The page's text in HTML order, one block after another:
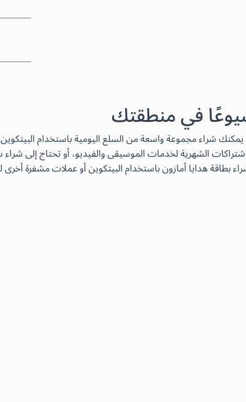
في منطقتك
الشهرية لخدمات الموسيقى والفيديو، أو تحتاج إلى
بطاقة هدايا أمازون باستخدام البيتكوين أو عملات مشفرة